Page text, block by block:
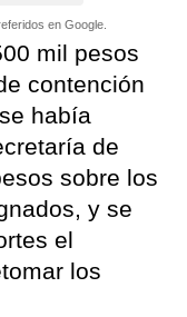
en Google.
mil pesos
contención
había
de
sobre los
y se
el
los